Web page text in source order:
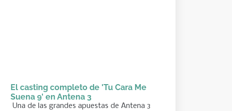
El casting completo de 'Tu Cara Me
Suena 9' en Antena 3
Una de las grandes apuestas de Antena 3